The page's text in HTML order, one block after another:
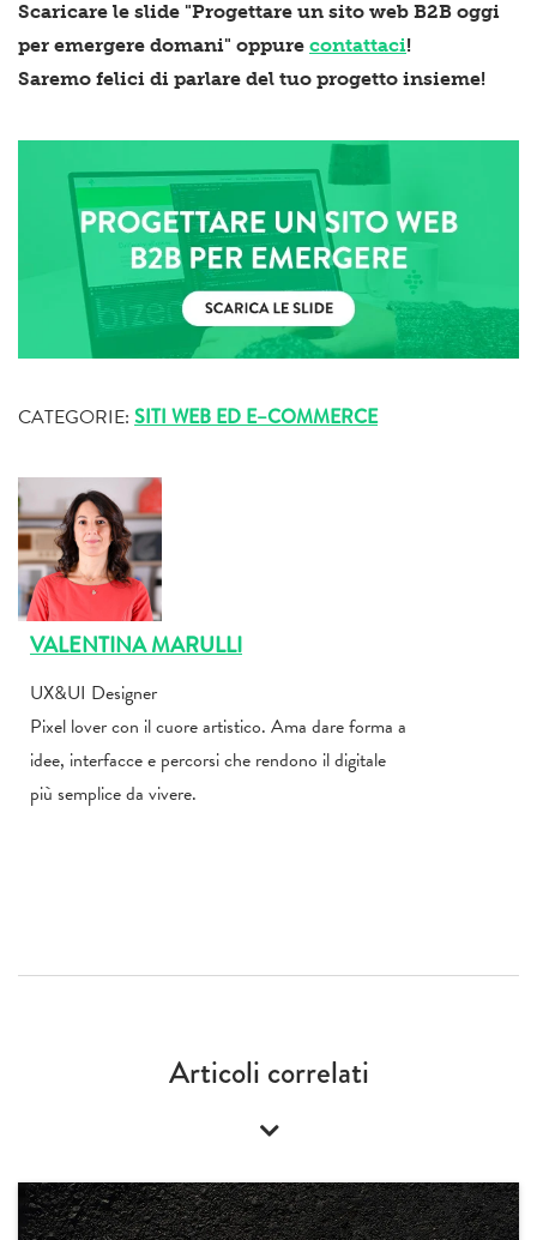
Scaricare le slide "Progettare un sito web B2B oggi
per emergere domani" oppure contattaci!
Saremo felici di parlare del tuo progetto insieme!
CATEGORIE: SITI WEB ED E–COMMERCE
VALENTINA MARULLI
UX&UI Designer
Pixel lover con il cuore artistico. Ama dare forma a
idee, interfacce e percorsi che rendono il digitale
più semplice da vivere.
Articoli correlati